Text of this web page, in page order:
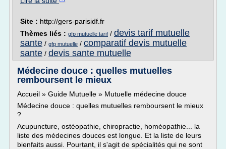
Site : http://gers-parisidf.fr
Thèmes liés : gfp mutuelle tarif / devis tarif mutuelle
sante / gfp mutuelle / comparatif devis mutuelle
sante / devis sante mutuelle
Médecine douce : quelles mutuelles
remboursent le mieux
Accueil » Guide Mutuelle » Mutuelle médecine douce
Médecine douce : quelles mutuelles remboursent le mieux
?
Acupuncture, ostéopathie, chiropractie, homéopathie... la
liste des médecines douces est longue. Et la liste de leurs
bienfaits aussi. Pourtant, il s'agit de spécialités qui ne sont